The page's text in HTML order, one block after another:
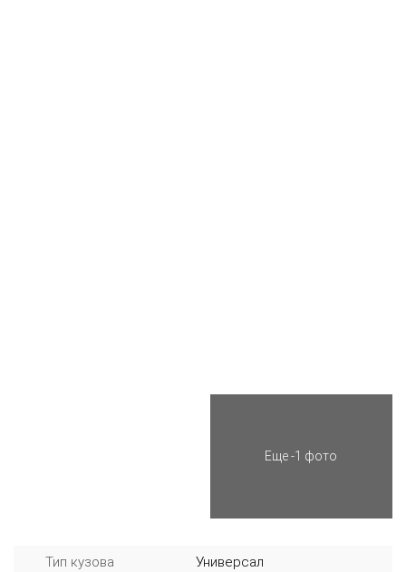
Еще -1 фото
Тип кузова Универсал